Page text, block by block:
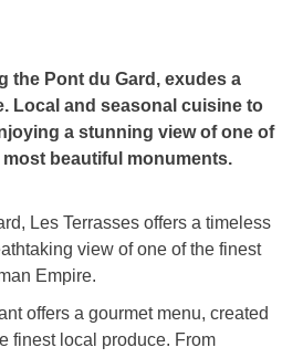
the Pont du Gard, exudes a
Local and seasonal cuisine to
a stunning view of one of
most beautiful monuments.
Les Terrasses offers a timeless
view of one of the finest
Empire.
offers a gourmet menu, created
finest local produce. From